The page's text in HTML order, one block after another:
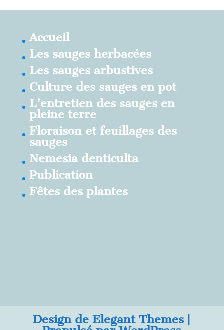
Accueil
Les sauges herbacées
Les sauges arbustives
Culture des sauges en pot
L’entretien des sauges en
pleine terre
Floraison et feuillages des
sauges
Nemesia denticulta
Publication
Fêtes des plantes
Design deElegant Themes